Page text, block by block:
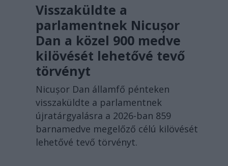
Visszaküldte a
parlamentnek Nicușor
Dan a közel 900 medve
kilövését lehetővé tevő
törvényt
Nicușor Dan államfő pénteken
visszaküldte a parlamentnek
újratárgyalásra a 2026-ban 859
barnamedve megelőző célú kilövését
lehetővé tevő törvényt.